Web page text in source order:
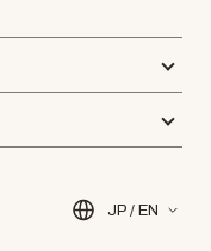
JP / EN